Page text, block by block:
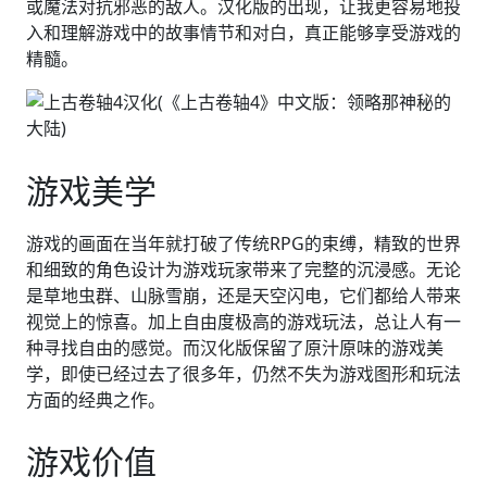
或魔法对抗邪恶的敌人。汉化版的出现，让我更容易地投
入和理解游戏中的故事情节和对白，真正能够享受游戏的
精髓。
游戏美学
游戏的画面在当年就打破了传统RPG的束缚，精致的世界
和细致的角色设计为游戏玩家带来了完整的沉浸感。无论
是草地虫群、山脉雪崩，还是天空闪电，它们都给人带来
视觉上的惊喜。加上自由度极高的游戏玩法，总让人有一
种寻找自由的感觉。而汉化版保留了原汁原味的游戏美
学，即使已经过去了很多年，仍然不失为游戏图形和玩法
方面的经典之作。
游戏价值